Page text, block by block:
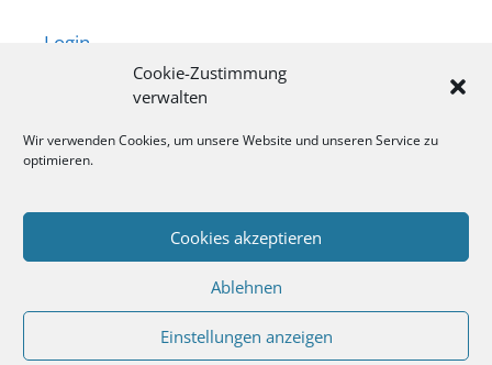
Cookie-Zustimmung
verwalten
Wir verwenden Cookies, um unsere Website und unseren Service zu
optimieren.
Cookies akzeptieren
Ablehnen
Einstellungen anzeigen
Login
Newsletter
Jule Hartings
Tel: 01575 2299901
© 2026 Quartier Hagelkreuz